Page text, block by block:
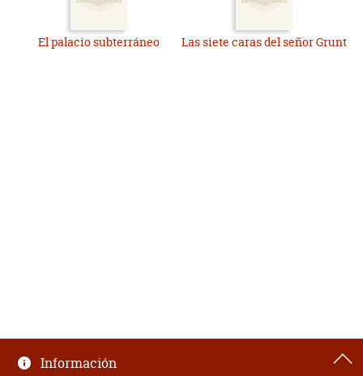
El palacio subterráneo Las siete caras del señor Grunt
Información